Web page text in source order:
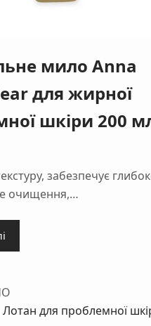
мило Anna
для жирної
шкіри 200
забезпечує
очищення,…